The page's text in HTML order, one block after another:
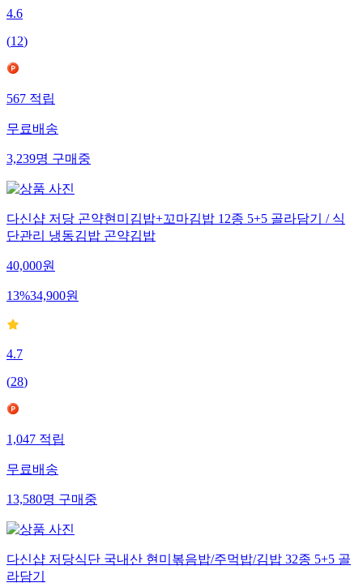
4.6
(12)
567적립
무료배송
3,239명구매중
다신샵 저당 곤약현미김밥+꼬마김밥 12종 5+5 골라담기 / 식
단관리 냉동김밥 곤약김밥
40,000원
13%34,900원
4.7
(28)
1,047적립
무료배송
13,580명구매중
다신샵 저당식단 국내산 현미볶음밥/주먹밥/김밥 32종 5+5 골
라담기